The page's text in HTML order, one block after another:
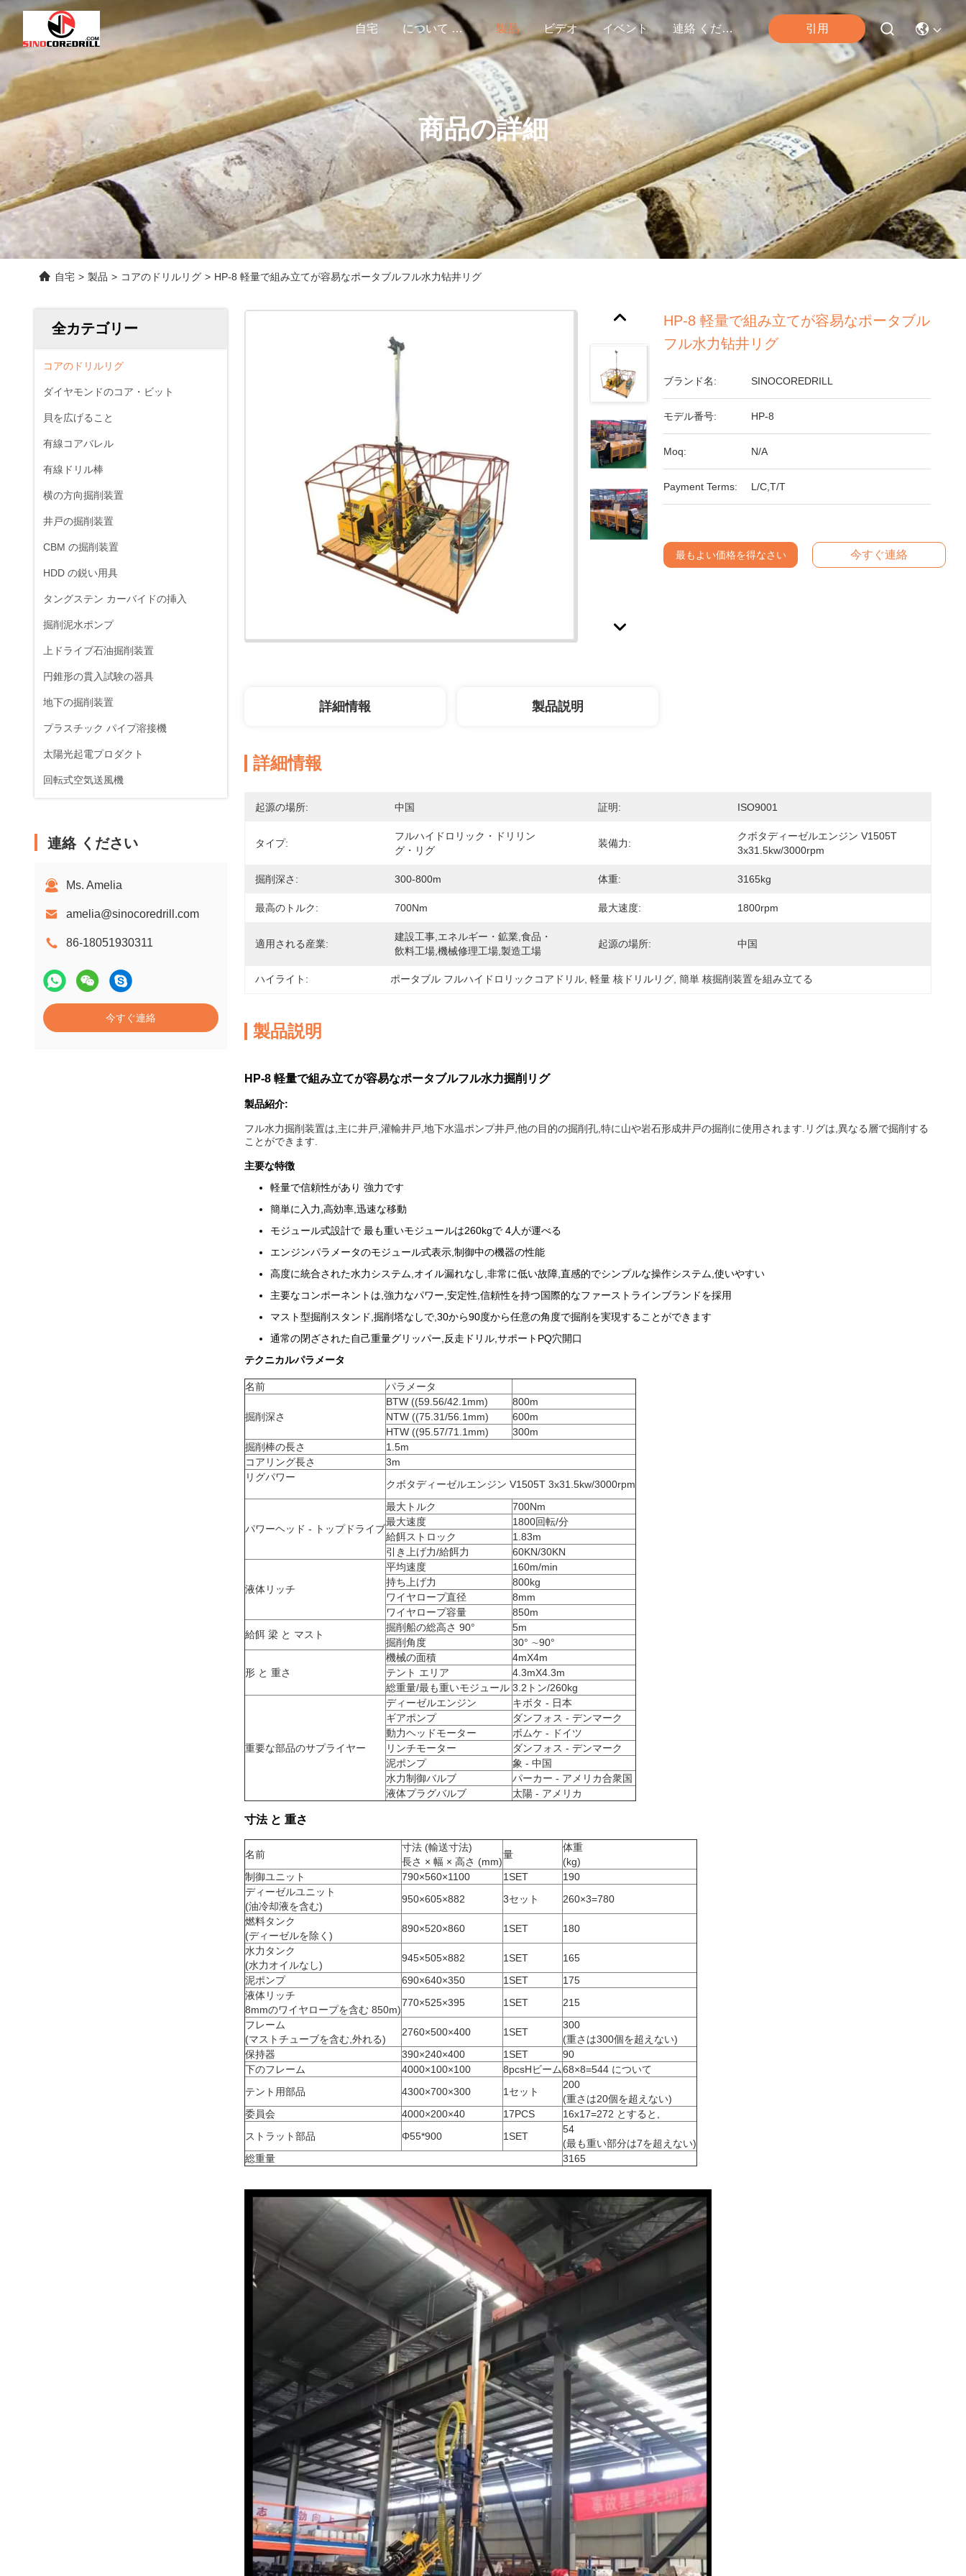
自宅 について 私達 製品 ビデオ イベント 連絡 ください 引用
商品の詳細
自宅 > 製品 > コアのドリルリグ > HP-8 軽量で組み立てが容易なポータブルフル水力钻井リグ
全カテゴリー
コアのドリルリグ
ダイヤモンドのコア・ビット
貝を広げること
有線コアバレル
有線ドリル棒
横の方向掘削装置
井戸の掘削装置
CBM の掘削装置
HDD の鋭い用具
タングステン カーバイドの挿入
掘削泥水ポンプ
上ドライブ石油掘削装置
円錐形の貫入試験の器具
地下の掘削装置
プラスチック パイプ溶接機
太陽光起電プロダクト
回転式空気送風機
連絡 ください
Ms. Amelia
amelia@sinocoredrill.com
86-18051930311
今すぐ連絡
HP-8 軽量で組み立てが容易なポータブル
フル水力钻井リグ
ブランド名: SINOCOREDRILL
モデル番号: HP-8
Moq: N/A
Payment Terms: L/C,T/T
最もよい価格を得なさい 今すぐ連絡
詳細情報 製品説明
詳細情報
起源の場所: 中国 証明: ISO9001
タイプ:
フルハイドロリック・ドリリン
グ・リグ
装備力:
クボタディーゼルエンジン V1505T
3x31.5kw/3000rpm
掘削深さ: 300-800m 体重: 3165kg
最高のトルク: 700Nm 最大速度: 1800rpm
適用される産業:
建設工事,エネルギー・鉱業,食品・
飲料工場,機械修理工場,製造工場
起源の場所: 中国
ハイライト: ポータブル フルハイドロリックコアドリル , 軽量 核ドリルリグ , 簡単 核掘削装置を組み立てる
製品説明
HP-8 軽量で組み立てが容易なポータブルフル水力掘削リグ
製品紹介:
フル水力掘削装置は,主に井戸,灌輸井戸,地下水温ポンプ井戸,他の目的の掘削孔,特に山や岩石形成井戸の掘削に使用されます.リグは,異なる層で掘削する
ことができます.
主要な特徴
軽量で信頼性があり 強力です
簡単に入力,高効率,迅速な移動
モジュール式設計で 最も重いモジュールは260kgで 4人が運べる
エンジンパラメータのモジュール式表示,制御中の機器の性能
高度に統合された水力システム,オイル漏れなし,非常に低い故障,直感的でシンプルな操作システム,使いやすい
主要なコンポーネントは,強力なパワー,安定性,信頼性を持つ国際的なファーストラインブランドを採用
マスト型掘削スタンド,掘削塔なしで,30から90度から任意の角度で掘削を実現することができます
通常の閉ざされた自己重量グリッパー,反走ドリル,サポートPQ穴開口
テクニカルパラメータ
名前 パラメータ
掘削深さ
BTW ((59.56/42.1mm)
800m
NTW ((75.31/56.1mm)
600m
HTW ((95.57/71.1mm)
300m
掘削棒の長さ
1.5m
コアリング長さ
3m
リグパワー
クボタディーゼルエンジン V1505T 3x31.5kw/3000rpm
パワーヘッド - トップドライブ
最大トルク
700Nm
最大速度
1800回転/分
給餌ストロック
1.83m
引き上げ力/給餌力
60KN/30KN
液体リッチ
平均速度
160m/min
持ち上げ力
800kg
ワイヤロープ直径
8mm
ワイヤロープ容量
850m
給餌 梁 と マスト
掘削船の総高さ 90°
5m
掘削角度
30° ∼90°
形 と 重さ
機械の面積
4mX4m
テント エリア
4.3mX4.3m
総重量/最も重いモジュール 3.2トン/260kg
重要な部品のサプライヤー
ディーゼルエンジン
キボタ - 日本
ギアポンプ
ダンフォス - デンマーク
動力ヘッドモーター
ボムケ - ドイツ
リンチモーター
ダンフォス - デンマーク
泥ポンプ
象 - 中国
水力制御バルブ
パーカー - アメリカ合衆国
液体プラグバルブ
太陽 - アメリカ
寸法 と 重さ
名前
寸法 (輸送寸法)
長さ × 幅 × 高さ (mm)
量
体重
(kg)
制御ユニット
790×560×1100 1SET
190
ディーゼルユニット
(油冷却液を含む)
950×605×882 3セット
260×3=780
燃料タンク
(ディーゼルを除く)
890×520×860 1SET
180
水力タンク
(水力オイルなし)
945×505×882 1SET
165
泥ポンプ
690×640×350 1SET
175
液体リッチ
8mmのワイヤロープを含む 850m)
770×525×395 1SET
215
フレーム
(マストチューブを含む,外れる)
2760×500×400 1SET
300
(重さは300個を超えない)
保持器
390×240×400 1SET
90
下のフレーム
4000×100×100 8pcsHビーム68×8=544 について
テント用部品
4300×700×300 1セット
200
(重さは20個を超えない)
委員会
4000×200×40 17PCS
16x17=272 とすると,
ストラット部品
Φ55*900 1SET
54
(最も重い部分は7を超えない)
総重量
3165